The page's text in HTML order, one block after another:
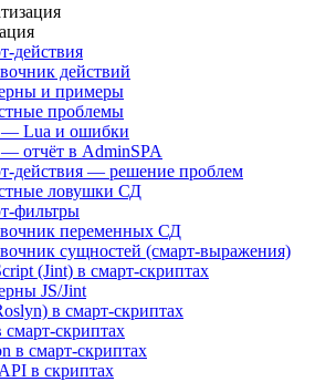
действия
действий
и примеры
проблемы
Lua и ошибки
отчёт в AdminSPA
действия — решение проблем
ловушки СД
фильтры
переменных СД
сущностей (смарт-выражения)
(Jint) в смарт-скриптах
JS/Jint
в смарт-скриптах
смарт-скриптах
в смарт-скриптах
в скриптах